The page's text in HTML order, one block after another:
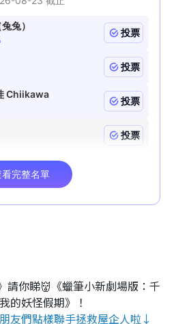
請你睇👹《蠟筆小新劇場版：千
的妖怪假期》！
友們點樣聯手拯救屋企人啦↓